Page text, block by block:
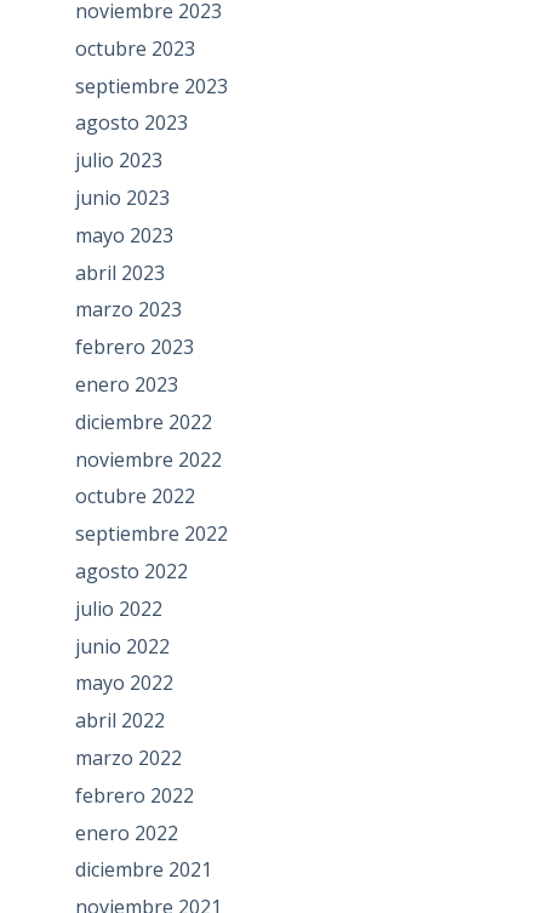
noviembre 2023
octubre 2023
septiembre 2023
agosto 2023
julio 2023
junio 2023
mayo 2023
abril 2023
marzo 2023
febrero 2023
enero 2023
diciembre 2022
noviembre 2022
octubre 2022
septiembre 2022
agosto 2022
julio 2022
junio 2022
mayo 2022
abril 2022
marzo 2022
febrero 2022
enero 2022
diciembre 2021
noviembre 2021